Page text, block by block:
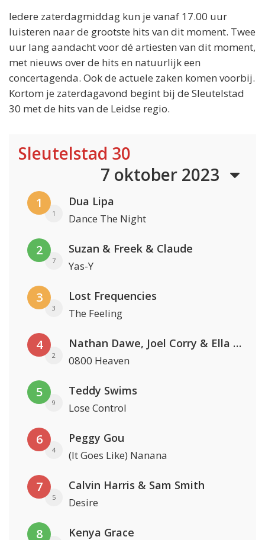
Iedere zaterdagmiddag kun je vanaf 17.00 uur
luisteren naar de grootste hits van dit moment. Twee
uur lang aandacht voor dé artiesten van dit moment,
met nieuws over de hits en natuurlijk een
concertagenda. Ook de actuele zaken komen voorbij.
Kortom je zaterdagavond begint bij de Sleutelstad
30 met de hits van de Leidse regio.
Sleutelstad 30
7 oktober 2023
1
1
Dua Lipa
Dance The Night
2
7
Suzan & Freek & Claude
Yas-Y
3
3
Lost Frequencies
The Feeling
4
2
Nathan Dawe, Joel Corry & Ella Henderson
0800 Heaven
5
9
Teddy Swims
Lose Control
6
4
Peggy Gou
(It Goes Like) Nanana
7
5
Calvin Harris & Sam Smith
Desire
8 Kenya Grace